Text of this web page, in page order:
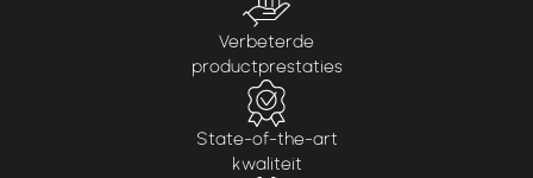
Verbeterde
productprestaties
State-of-the-art
kwaliteit